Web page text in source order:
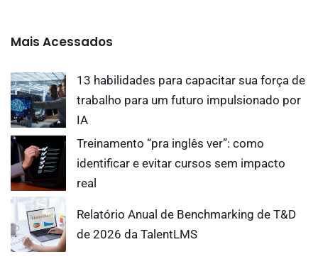
Mais Acessados
13 habilidades para capacitar sua força de
trabalho para um futuro impulsionado por
IA
Treinamento “pra inglês ver”: como
identificar e evitar cursos sem impacto
real
Relatório Anual de Benchmarking de T&D
de 2026 da TalentLMS